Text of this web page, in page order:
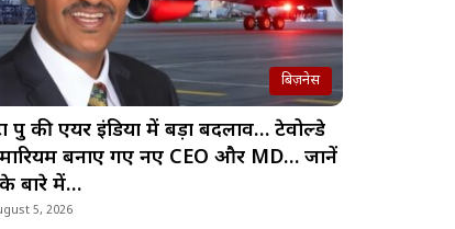
बिज़नेस
ग्रुप की एयर इंडिया में बड़ा बदलाव… टेवोल्डे
बनाए गए नए CEO और MD… जानें
बारे में…
5, 2026